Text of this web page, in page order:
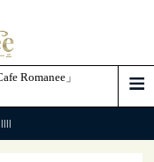
Romanee」